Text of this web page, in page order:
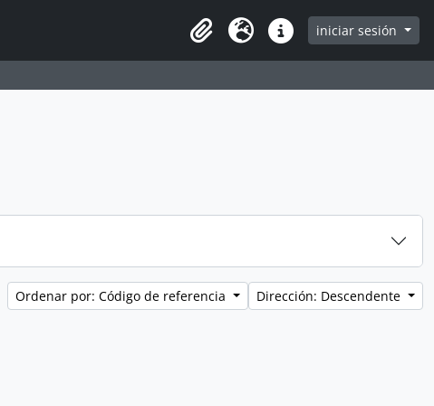
Clipboard
Idioma Enlaces rápidos
iniciar sesión
Ordenar por: Código de referencia Dirección: Descendente